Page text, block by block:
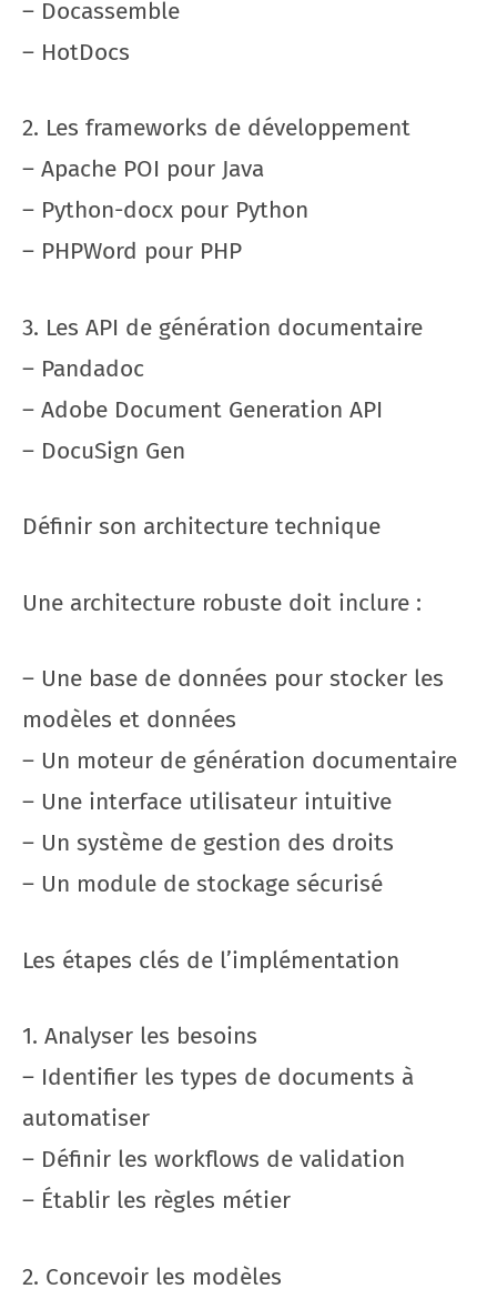
– Docassemble
– HotDocs
2. Les frameworks de développement
– Apache POI pour Java
– Python-docx pour Python
– PHPWord pour PHP
3. Les API de génération documentaire
– Pandadoc
– Adobe Document Generation API
– DocuSign Gen
Définir son architecture technique
Une architecture robuste doit inclure :
– Une base de données pour stocker les
modèles et données
– Un moteur de génération documentaire
– Une interface utilisateur intuitive
– Un système de gestion des droits
– Un module de stockage sécurisé
Les étapes clés de l’implémentation
1. Analyser les besoins
– Identifier les types de documents à
automatiser
– Définir les workflows de validation
– Établir les règles métier
2. Concevoir les modèles